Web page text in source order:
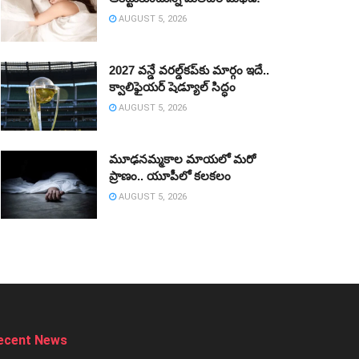
AUGUST 5, 2026
2027 వన్డే వరల్డ్‌కప్‌కు మార్గం ఇదే..
క్వాలిఫైయర్ షెడ్యూల్ సిద్ధం
AUGUST 5, 2026
మూఢనమ్మకాల మాయలో మరో
ప్రాణం.. యూపీలో కలకలం
AUGUST 5, 2026
News